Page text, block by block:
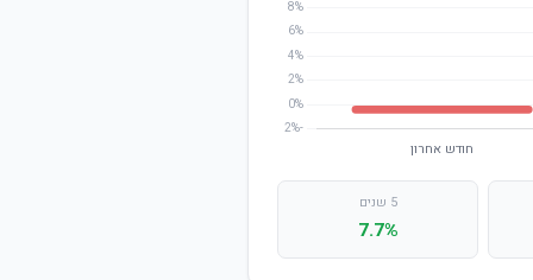
5 שנים
7.7%